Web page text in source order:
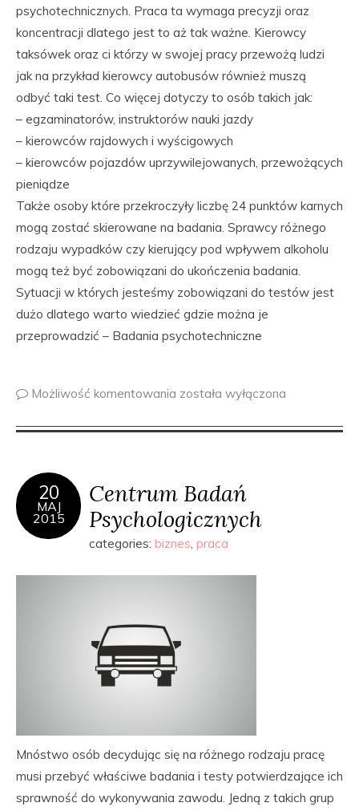
psychotechnicznych. Praca ta wymaga precyzji oraz
koncentracji dlatego jest to aż tak ważne. Kierowcy
taksówek oraz ci którzy w swojej pracy przewożą ludzi
jak na przykład kierowcy autobusów również muszą
odbyć taki test. Co więcej dotyczy to osób takich jak:
– egzaminatorów, instruktorów nauki jazdy
– kierowców rajdowych i wyścigowych
– kierowców pojazdów uprzywilejowanych, przewożących
pieniądze
Także osoby które przekroczyły liczbę 24 punktów karnych
mogą zostać skierowane na badania. Sprawcy różnego
rodzaju wypadków czy kierujący pod wpływem alkoholu
mogą też być zobowiązani do ukończenia badania.
Sytuacji w których jesteśmy zobowiązani do testów jest
dużo dlatego warto wiedzieć gdzie można je
przeprowadzić – Badania psychotechniczne
Możliwość komentowania została wyłączona
20
MAJ
2015
Centrum Badań
Psychologicznych
categories: biznes, praca
Mnóstwo osób decydując się na różnego rodzaju pracę
musi przebyć właściwe badania i testy potwierdzające ich
sprawność do wykonywania zawodu. Jedną z takich grup